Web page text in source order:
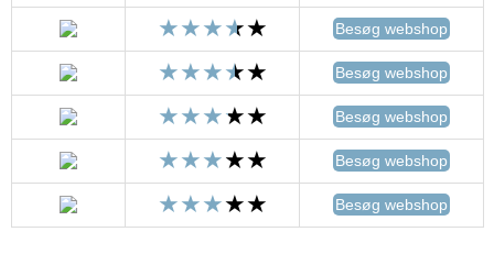
Besøg webshop
Besøg webshop
Besøg webshop
Besøg webshop
Besøg webshop